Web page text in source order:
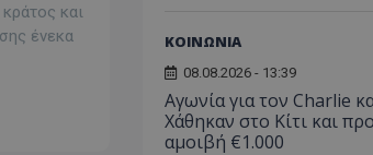
και
ένεκα
ΚΟΙΝΩΝΙΑ
08.08.2026 - 13:39
Αγωνία για τον Charlie
Χάθηκαν στο Κίτι και
αμοιβή €1.000